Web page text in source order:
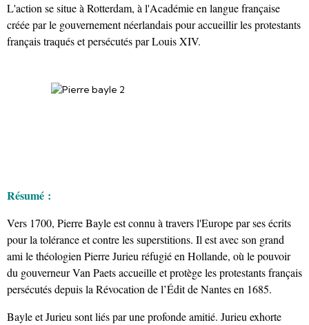
L'action se situe à Rotterdam, à l'Académie en langue française
créée par le gouvernement néerlandais pour accueillir les protestants
français traqués et persécutés par Louis XIV.
Résumé :
Vers 1700, Pierre Bayle est connu à travers l'Europe par ses écrits
pour la tolérance et contre les superstitions. Il est avec son grand
ami le théologien Pierre Jurieu réfugié en Hollande, où le pouvoir
du gouverneur Van Paets accueille et protège les protestants français
persécutés depuis la Révocation de l’Édit de Nantes en 1685.
Bayle et Jurieu sont liés par une profonde amitié. Jurieu exhorte